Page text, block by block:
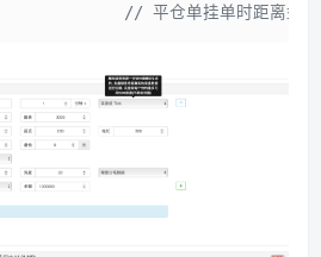
// 平仓单挂单时距离盘